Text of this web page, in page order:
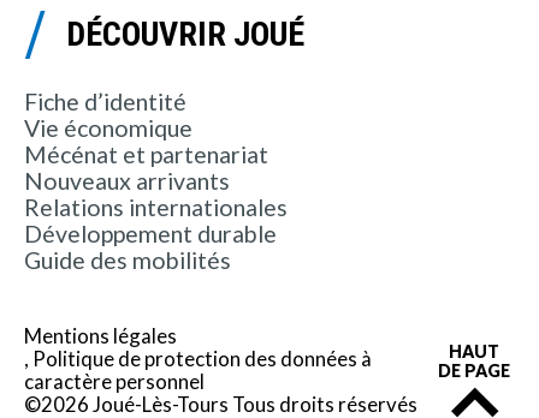
DÉCOUVRIR JOUÉ
Fiche d’identité
Vie économique
Mécénat et partenariat
Nouveaux arrivants
Relations internationales
Développement durable
Guide des mobilités
Mentions légales
Politique de protection des données à
caractère personnel
©2026 Joué-Lès-Tours Tous droits réservés
HAUT
DE PAGE